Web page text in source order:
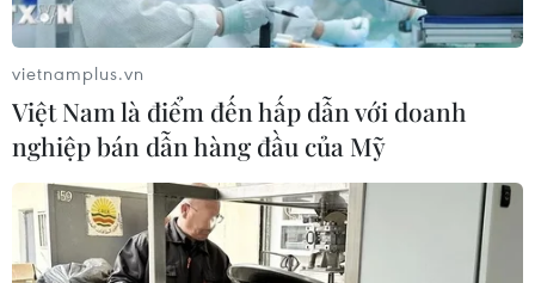
TIN CÙNG CHUYÊN MỤC
Quy định chức năng, nhiệm vụ,
quyền hạn và cơ cấu tổ chức của Bộ Y
tế
vietnamplus.vn
Việt Nam là điểm đến hấp dẫn với doanh
nghiệp bán dẫn hàng đầu của Mỹ